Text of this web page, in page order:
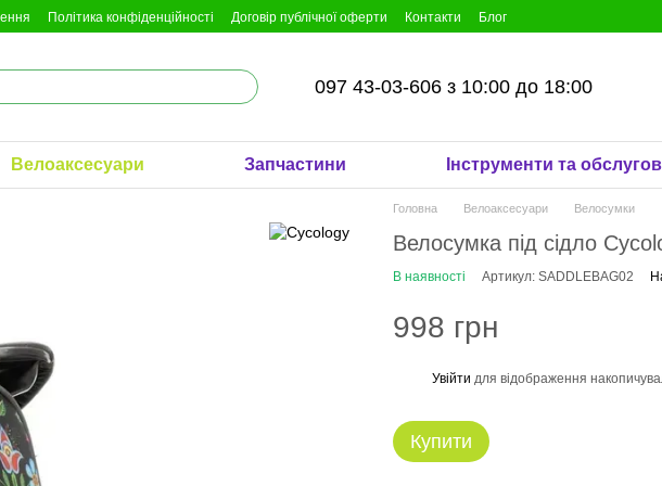
Політика конфіденційності Договір публічної оферти Контакти Блог
097 43-03-606 з 10:00 до 18:00
Велоаксесуари Запчастини Інструменти та
Головна Велоаксесуари Велосумки
Велосумка під сідло
В наявності Артикул: SADDLEBAG02
998 грн
Увійти для відображення
Купити